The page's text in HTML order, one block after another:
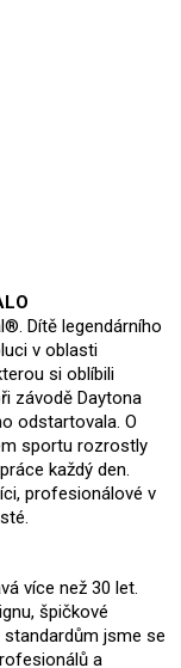
Dítě legendárního
v oblasti
si oblíbili
závodě Daytona
odstartovala. O
sportu rozrostly
každý den.
profesionálové v
více než 30 let.
špičkové
jsme se
a